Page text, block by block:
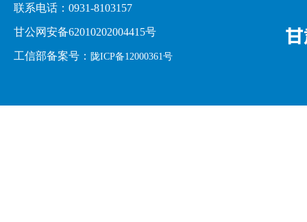
联系电话：0931-8103157
甘公网安备62010202004415号
工信部备案号： 陇ICP备12000361号